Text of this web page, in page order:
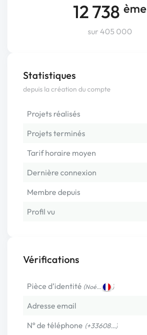
12 738 ème
sur 405 000
Statistiques
depuis la création du compte
Projets réalisés
Projets terminés
Tarif horaire moyen
Dernière connexion
Membre depuis
Profil vu
Vérifications
Pièce d’identité (Noé… )
Adresse email
N° de téléphone (+33608…)